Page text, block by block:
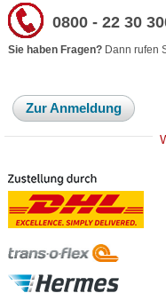
0800 - 22 30
Sie haben Fragen? Dann rufen
Zur Anmeldung